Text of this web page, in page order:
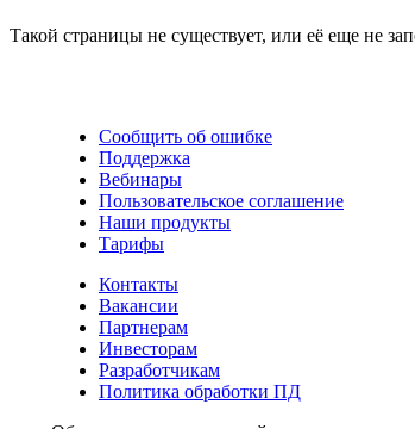
Такой страницы не существует, или её еще не
Сообщить об ошибке
Поддержка
Вебинары
Пользовательское соглашение
Наши продукты
Тарифы
Контакты
Вакансии
Партнерам
Инвесторам
Разработчикам
Политика обработки ПД